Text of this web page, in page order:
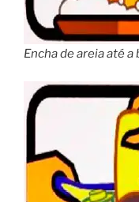
Encha de areia até